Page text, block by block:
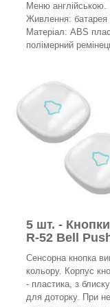
Меню англійською.
Живлення:
Матеріал: ABS
полімерний
5 шт. -
R-52 Bell
Сенсорна кнопка
кольору. Корпус
- пластика, з
для доторку. При